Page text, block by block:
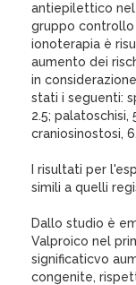
antiepilettico
gruppo controllo
ionoterapia è
aumento dei
in
stati i seguenti:
2.5; palatoschisi,
craniosinostosi,
I risultati per
simili a quelli
Dallo studio è
Valproico nel
significaticvo
congenite,